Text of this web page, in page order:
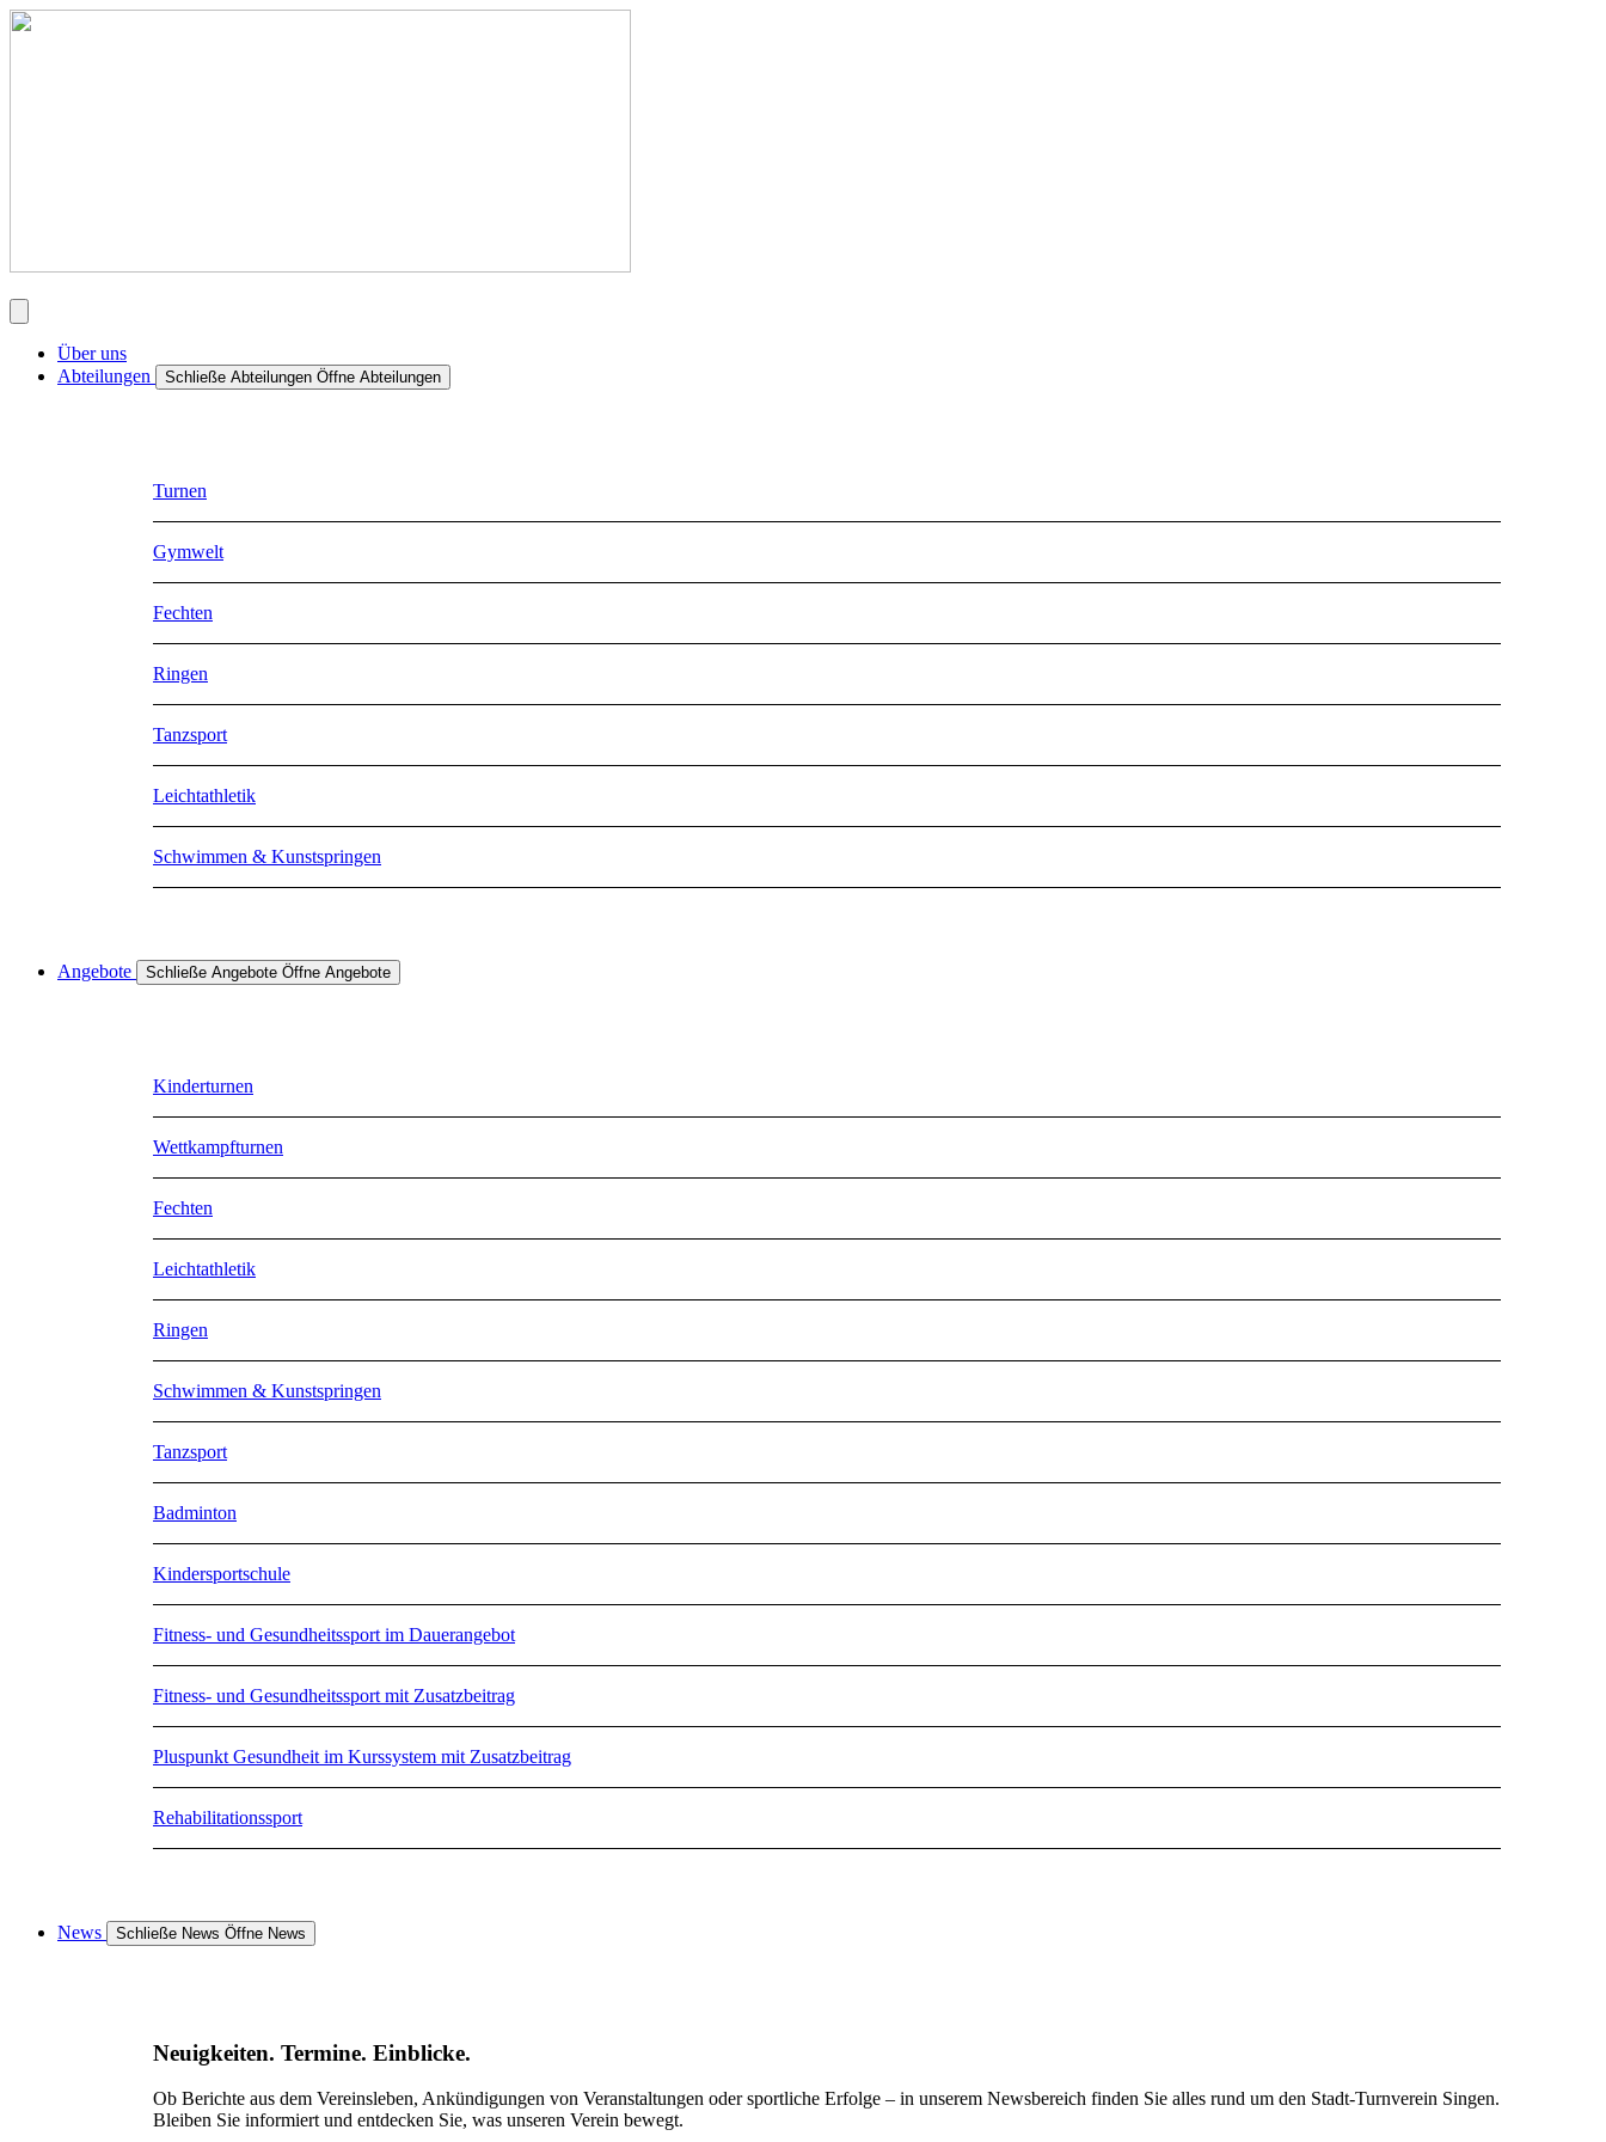
Über uns
Abteilungen
Schließe Abteilungen Öffne Abteilungen
Turnen
Gymwelt
Fechten
Ringen
Tanzsport
Leichtathletik
Schwimmen & Kunstspringen
Angebote Schließe Angebote Öffne Angebote
Kinderturnen
Wettkampfturnen
Fechten
Leichtathletik
Ringen
Schwimmen & Kunstspringen
Tanzsport
Badminton
Kindersportschule
Fitness- und Gesundheitssport im Dauerangebot
Fitness- und Gesundheitssport mit Zusatzbeitrag
Pluspunkt Gesundheit im Kurssystem mit Zusatzbeitrag
Rehabilitationssport
News Schließe News Öffne News
Neuigkeiten. Termine. Einblicke.
Ob Berichte aus dem Vereinsleben, Ankündigungen von Veranstaltungen oder sportliche Erfolge – in unserem Newsbereich finden Sie alles rund um den Stadt-Turnverein Singen.
Bleiben Sie informiert und entdecken Sie, was unseren Verein bewegt.